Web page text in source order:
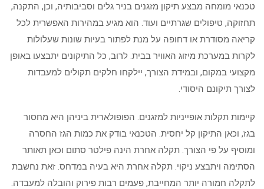
טכנאי מומחה מבצע תיקון מזגנים בניר גלים וסביבותיה, וכן, התקנה,
תחזוקה, טיפולים שגרתיים ועוד. הוא מגיע במהירות האפשרית לכל
קריאה מסודרת או דחופה על מנת לפתור בעיות שונות שעלולות
לקרות במערכת מיזוג האוויר בבית. לרוב, כל התיקונים יתבצעו באופן
מקצועי במקום, ובמידת הצורך, יילקחו חלקים תקולים למעבדות
לצורך תיקונם היסודי.
קיימות תקלות אופייניות למזגנים. הפופולארית ביניהן היא מחסור
בגז, וכאן התיקון קל יחסית. הטכנאי בודק את כמות הגז החסרה
ומוסיף על פי הצורך. תקלה אחרת הינה פילטר סתום וכאן תאותר
הסתימה ויתבצע ניקוי. תקלה אחרת היא בעיה במדחס. זאת נחשבת
לתקלה חמורה יותר המחייבת, פעמים רבות פירוק והובלה למעבדה.